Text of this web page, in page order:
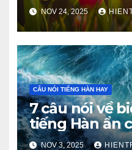
NOV 24, 2025
CÂU NÓI TIẾNG HÀN HAY
7 câu nói về
tiếng Hàn ẩn
cuộc sống
NOV 3, 2025